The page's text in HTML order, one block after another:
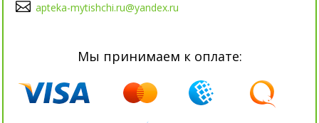
apteka-mytishchi.ru@yandex.ru
Мы принимаем к оплате: